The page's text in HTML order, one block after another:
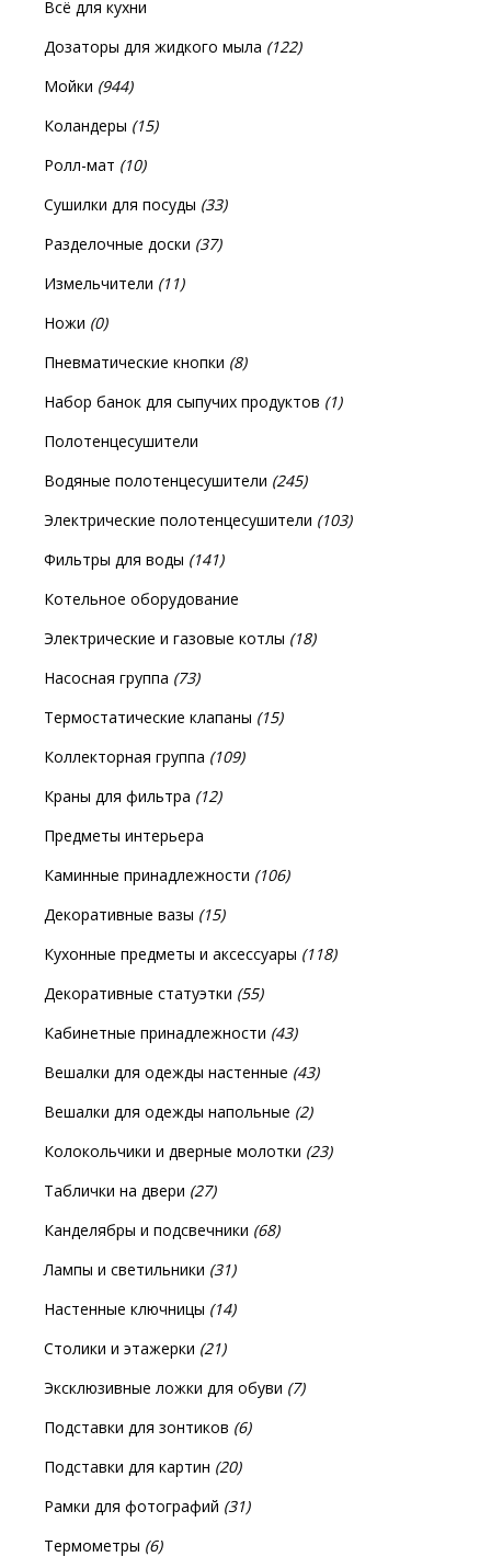
Всё для кухни
Дозаторы для жидкого мыла (122)
Мойки (944)
Коландеры (15)
Ролл-мат (10)
Сушилки для посуды (33)
Разделочные доски (37)
Измельчители (11)
Ножи (0)
Пневматические кнопки (8)
Набор банок для сыпучих продуктов (1)
Полотенцесушители
Водяные полотенцесушители (245)
Электрические полотенцесушители (103)
Фильтры для воды (141)
Котельное оборудование
Электрические и газовые котлы (18)
Насосная группа (73)
Термостатические клапаны (15)
Коллекторная группа (109)
Краны для фильтра (12)
Предметы интерьера
Каминные принадлежности (106)
Декоративные вазы (15)
Кухонные предметы и аксессуары (118)
Декоративные статуэтки (55)
Кабинетные принадлежности (43)
Вешалки для одежды настенные (43)
Вешалки для одежды напольные (2)
Колокольчики и дверные молотки (23)
Таблички на двери (27)
Канделябры и подсвечники (68)
Лампы и светильники (31)
Настенные ключницы (14)
Столики и этажерки (21)
Эксклюзивные ложки для обуви (7)
Подставки для зонтиков (6)
Подставки для картин (20)
Рамки для фотографий (31)
Термометры (6)